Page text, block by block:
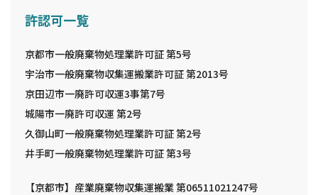
許認可一覧
京都市一般廃棄物処理業許可証 第5号
宇治市一般廃棄物収集運搬業許可証 第2013号
京田辺市一廃許可収運3事第7号
城陽市一廃許可収運 第2号
久御山町一般廃棄物処理業許可証 第2号
井手町一般廃棄物処理業許可証 第3号
【京都市】産業廃棄物収集運搬業 第06511021247号